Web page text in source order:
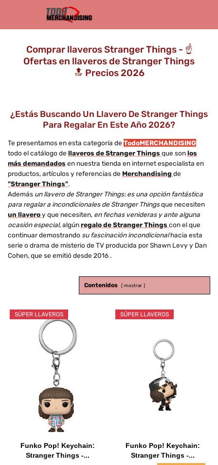
Comprar llaveros Stranger Things - ☝️
Ofertas en llaveros de Stranger Things
🔝 Precios 2026
¿Estás Buscando Un Llavero De Stranger Things
Para Regalar En Este Año 2026?
Te presentamos en esta categoría de TodoMERCHANDISING
todo el catálogo de llaveros de Stranger Things que sonlos
más demandados en nuestra tienda en internet especialista en
productos, artículos y referencias de Merchandising de
"Stranger Things".
Además un llavero de Stranger Things: es una opción fantástica
para regalar a incondicionales de Stranger Thingsque necesiten
un llaveroy que necesiten, en fechas venideras y ante alguna
ocasión especial, algúnregalo de Stranger Things con el que
continuar demostrando su fascinación incondicionalhacia esta
serie o drama de misterio de TV producida por Shawn Levy y Dan
Cohen, que se emitió desde 2016 .
Contenidos mostrar
SÚPER LLAVEROS
Funko Pop! Keychain:
Stranger Things -...
SÚPER LLAVEROS
Funko Pop! Keychain:
Stranger Things -...